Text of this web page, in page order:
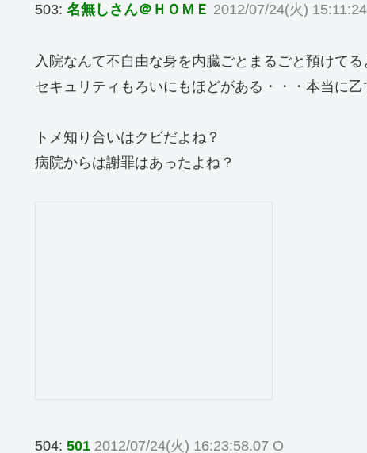
503: 名無しさん＠ＨＯＭＥ 2012/07/24(火)
入院なんて不自由な身を内臓ごとまるごと預けて
セキュリティもろいにもほどがある・・・本当に乙
トメ知り合いはクビだよね？
病院からは謝罪はあったよね？
504: 501 2012/07/24(火) 16:23:58.07 O